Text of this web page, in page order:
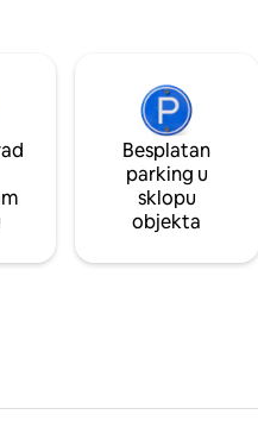
Besplatan
parking u
sklopu
objekta